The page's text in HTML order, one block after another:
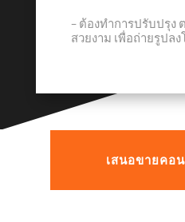
− ต้องทำการปรับปรุง
สวยงาม เพื่อถ่ายรูป
เสนอขายคอ